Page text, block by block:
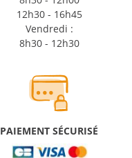
12h30 - 16h45
Vendredi :
8h30 - 12h30
PAIEMENT SÉCURISÉ